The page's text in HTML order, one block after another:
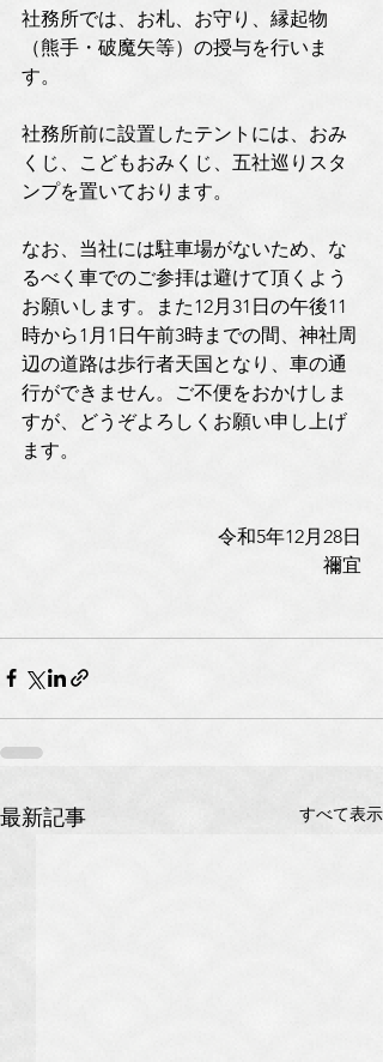
社務所では、お札、お守り、縁起物
（熊手・破魔矢等）の授与を行いま
す。
社務所前に設置したテントには、おみ
くじ、こどもおみくじ、五社巡りスタ
ンプを置いております。
なお、当社には駐車場がないため、な
るべく車でのご参拝は避けて頂くよう
お願いします。また12月31日の午後11
時から1月1日午前3時までの間、神社周
辺の道路は歩行者天国となり、車の通
行ができません。ご不便をおかけしま
すが、どうぞよろしくお願い申し上げ
ます。
令和5年12月28日
禰宜
最新記事 すべて表示